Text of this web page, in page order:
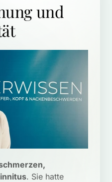
und
. Sie hatte